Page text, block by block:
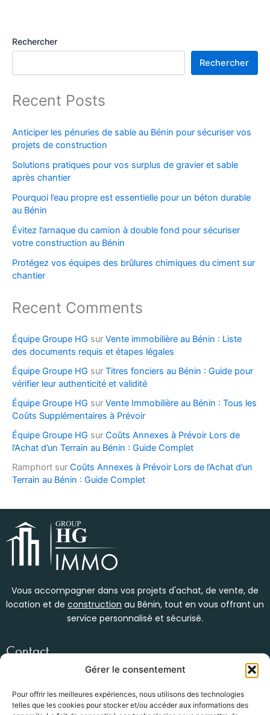
Gérer le consentement
Pour offrir les meilleures expériences, nous utilisons des technologies
telles que les cookies pour stocker et/ou accéder aux informations des
Rechercher
Rechercher
Recent Posts
Anticiper les pénuries de sable au Bénin pour sécuriser vos
projets de construction
Solutions pratiques pour vos surplus de gravier et sable
après chantier
Pourquoi l’eau propre est essentielle pour un béton durable
au Bénin
Évitez l’arnaque du camion à double fond pour sécuriser
votre construction au Bénin
Protégez vos équipes des brûlures chimiques du ciment sur
chantier
Recent Comments
Équipe Groupe HG sur Vente immobilière au Bénin : Liste
des documents requis et étapes légales
Équipe Groupe HG sur Titres fonciers au Bénin : Guide pour
vérifier leur authenticité et validité
Équipe Groupe HG sur Vente Immobilière au Bénin : Tous les
Coûts Supplémentaires à Prévoir
Équipe Groupe HG sur Coûts Annexes à Prévoir Lors de
l’Achat d’un Terrain au Bénin : Guide Complet
Ramphort sur Coûts Annexes à Prévoir Lors de l’Achat d’un
Terrain au Bénin : Guide Complet
Vous accompagner dans vos projets d'achat, de vente, de
location et de construction au Bénin, tout en vous offrant un
service personnalisé et sécurisé.
Contact
Womey, en face du bar kébao
info@groupe-hg.com